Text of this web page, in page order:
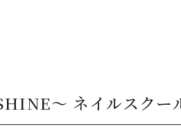
～ ネイルスクー